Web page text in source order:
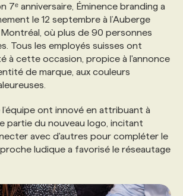
7ᵉ anniversaire, Éminence branding a
le 12 septembre à l’Auberge
où plus de 90 personnes
Tous les employés suisses ont
à cette occasion, propice à l'annonce
de marque, aux couleurs
ont innové en attribuant à
partie du nouveau logo, incitant
avec d'autres pour compléter le
ludique a favorisé le réseautage